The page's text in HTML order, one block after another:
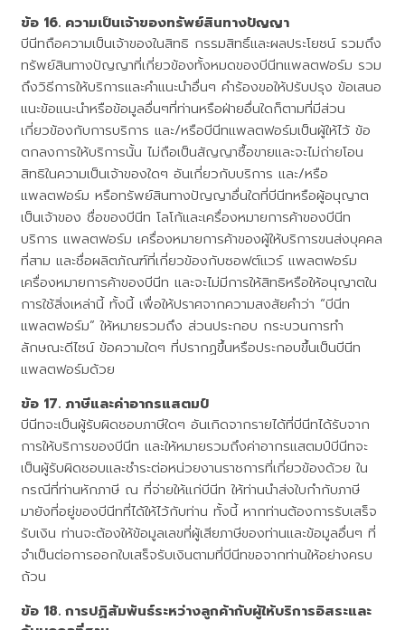
ความเป็นเจ้าของทรัพย์สินทางปัญญา
บีนีทถือความเป็นเจ้าของในสิทธิ กรรมสิทธิ์และผลประโยชน์ รวมถึง
ทรัพย์สินทางปัญญาที่เกี่ยวข้องทั้งหมดของบีนีทแพลตฟอร์ม รวม
ถึงวิธีการให้บริการและคำแนะนำอื่นๆ คำร้องขอให้ปรับปรุง ข้อเสนอ
แนะข้อแนะนำหรือข้อมูลอื่นๆที่ท่านหรือฝ่ายอื่นใดก็ตามที่มีส่วน
เกี่ยวข้องกับการบริการ และ/หรือบีนีทแพลตฟอร์มเป็นผู้ให้ไว้ ข้อ
ตกลงการให้บริการนั้น ไม่ถือเป็นสัญญาซื้อขายและจะไม่ถ่ายโอน
สิทธิในความเป็นเจ้าของใดๆ อันเกี่ยวกับบริการ และ/หรือ
แพลตฟอร์ม หรือทรัพย์สินทางปัญญาอื่นใดที่บีนีทหรือผู้อนุญาต
เป็นเจ้าของ ชื่อของบีนีท โลโก้และเครื่องหมายการค้าของบีนีท
บริการ แพลตฟอร์ม เครื่องหมายการค้าของผู้ให้บริการขนส่งบุคคล
ที่สาม และชื่อผลิตภัณฑ์ที่เกี่ยวข้องกับซอฟต์แวร์ แพลตฟอร์ม
เครื่องหมายการค้าของบีนีท และจะไม่มีการให้สิทธิหรือให้อนุญาตใน
การใช้สิ่งเหล่านี้ ทั้งนี้ เพื่อให้ปราศจากความสงสัยคำว่า “บีนีท
แพลตฟอร์ม” ให้หมายรวมถึง ส่วนประกอบ กระบวนการทำ
ลักษณะดีไซน์ ข้อความใดๆ ที่ปรากฏขึ้นหรือประกอบขึ้นเป็นบีนีท
แพลตฟอร์มด้วย
ภาษีและค่าอากรแสตมป์
บีนีทจะเป็นผู้รับผิดชอบภาษีใดๆ อันเกิดจากรายได้ที่บีนีทได้รับจาก
การให้บริการของบีนีท และให้หมายรวมถึงค่าอากรแสตมป์บีนีทจะ
เป็นผู้รับผิดชอบและชำระต่อหน่วยงานราชการที่เกี่ยวข้องด้วย ใน
กรณีที่ท่านหักภาษี ณ ที่จ่ายให้แก่บีนีท ให้ท่านนำส่งใบกำกับภาษี
มายังที่อยู่ของบีนีทที่ได้ให้ไว้กับท่าน ทั้งนี้ หากท่านต้องการรับเสร็จ
รับเงิน ท่านจะต้องให้ข้อมูลเลขที่ผู้เสียภาษีของท่านและข้อมูลอื่นๆ ที่
จำเป็นต่อการออกใบเสร็จรับเงินตามที่บีนีทขอจากท่านให้อย่างครบ
ถ้วน
การปฏิสัมพันธ์ระหว่างลูกค้ากับผู้ให้บริการอิสระและ